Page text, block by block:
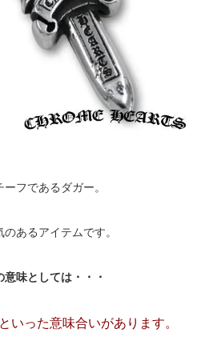
フであるダガー。
あるアイテムです。
味としては・・・
いった意味合いがあります。